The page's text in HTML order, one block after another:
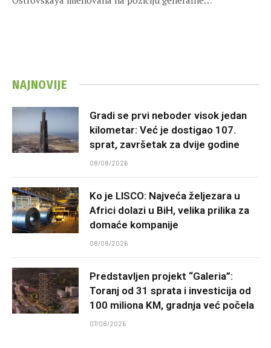
NAJNOVIJE
Gradi se prvi neboder visok jedan
kilometar: Već je dostigao 107.
sprat, završetak za dvije godine
08/08/2026
Ko je LISCO: Najveća željezara u
Africi dolazi u BiH, velika prilika za
domaće kompanije
08/08/2026
Predstavljen projekt “Galeria”:
Toranj od 31 sprata i investicija od
100 miliona KM, gradnja već počela
07/08/2026